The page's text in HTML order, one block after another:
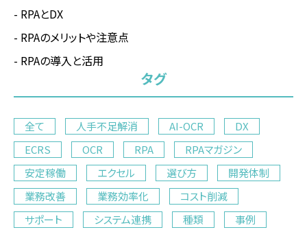
RPAとDX
RPAのメリットや注意点
RPAの導入と活用
タグ
全て 人手不足解消 AI-OCR
DX
ECRS
OCR RPA
RPAマガジン
安定稼働
エクセル 選び方
開発体制
業務改善
業務効率化
コスト削減
サポート
システム連携 種類
事例